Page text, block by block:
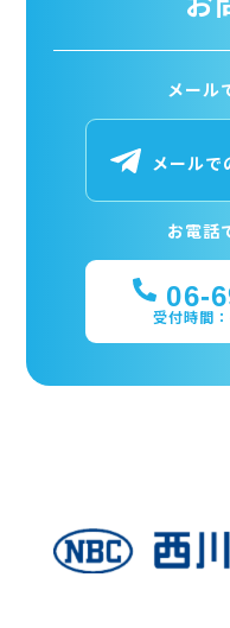
メール
メールで
お電話
06-
受付時間